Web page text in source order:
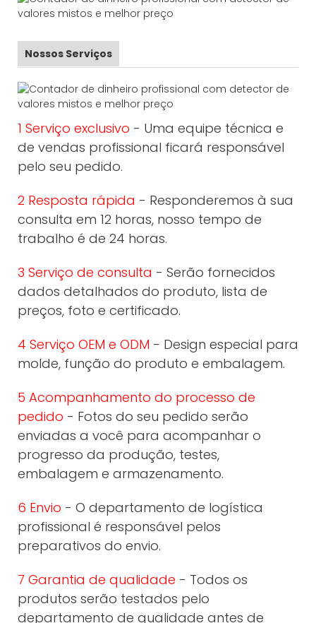
Nossos Serviços
1 Serviço exclusivo - Uma equipe técnica e
de vendas profissional ficará responsável
pelo seu pedido.
2 Resposta rápida - Responderemos à sua
consulta em 12 horas, nosso tempo de
trabalho é de 24 horas.
3 Serviço de consulta - Serão fornecidos
dados detalhados do produto, lista de
preços, foto e certificado.
4 Serviço OEM e ODM - Design especial para
molde, função do produto e embalagem.
5 Acompanhamento do processo de
pedido - Fotos do seu pedido serão
enviadas a você para acompanhar o
progresso da produção, testes,
embalagem e armazenamento.
6 Envio - O departamento de logística
profissional é responsável pelos
preparativos do envio.
7 Garantia de qualidade - Todos os
produtos serão testados pelo
departamento de qualidade antes de